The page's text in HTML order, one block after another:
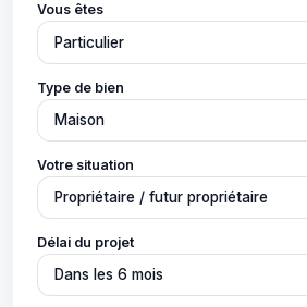
Vous êtes
Type de bien
Votre situation
Délai du projet